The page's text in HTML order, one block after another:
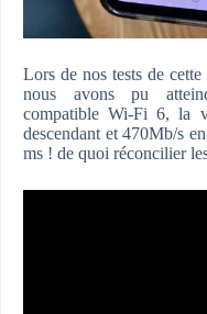
Lors de nos tests de
nous avons pu
compatible Wi-Fi 6, la
descendant et 470Mb/s
ms ! de quoi réconcilier